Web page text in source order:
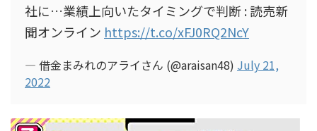
社に…業績上向いたタイミングで判断 : 読売新
聞オンライン https://t.co/xFJ0RQ2NcY
— 借金まみれのアライさん (@araisan48) July 21,
2022